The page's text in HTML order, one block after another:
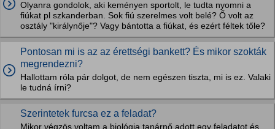
Olyanra gondolok, aki keményen sportolt, le tudta nyomni a
fiúkat pl szkanderban. Sok fiú szerelmes volt belé? Ő volt az
osztály "királynője"? Vagy bántotta a fiúkat, és ezért féltek tőle?
Pontosan mi is az az érettségi bankett? És mikor szokták
megrendezni?
Hallottam róla pár dolgot, de nem egészen tiszta, mi is ez. Valaki
le tudná írni?
Szerintetek furcsa ez a feladat?
Mikor végzös voltam a biológia tanárnő adott egy feladatot és